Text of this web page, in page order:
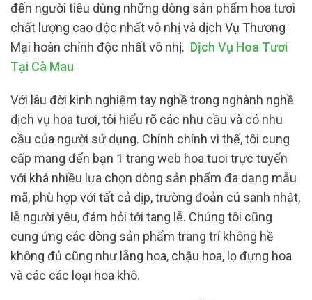
đến người tiêu dùng những dòng sản phẩm hoa tươi
chất lượng cao độc nhất vô nhị và dịch Vụ Thương
Mại hoàn chỉnh độc nhất vô nhị. Dịch Vụ Hoa Tươi
Tại Cà Mau
Với lâu đời kinh nghiệm tay nghề trong nghành nghề
dịch vụ hoa tươi, tôi hiểu rõ các nhu cầu và có nhu
cầu của người sử dụng. Chính chính vì thế, tôi cung
cấp mang đến bạn 1 trang web hoa tuoi trực tuyến
với khá nhiều lựa chọn dòng sản phẩm đa dạng mẫu
mã, phù hợp với tất cả dịp, trường đoản cú sanh nhật,
lễ người yêu, đám hỏi tới tang lễ. Chúng tôi cũng
cung ứng các dòng sản phẩm trang trí không hề
không đủ cũng như lẵng hoa, chậu hoa, lọ đựng hoa
và các các loại hoa khô.